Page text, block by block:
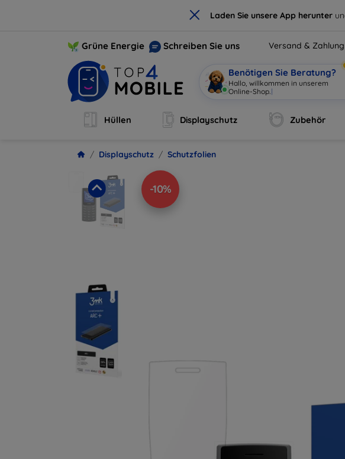
× Laden Sie unsere App herunter
Grüne Energie Schreiben Sie uns Versand & Zahlung
Benötigen Sie Beratung?
Hallo, willkommen in unserem
Online-Shop. |
Hüllen Displayschutz Zubehör
Displayschutz Schutzfolien
-10%